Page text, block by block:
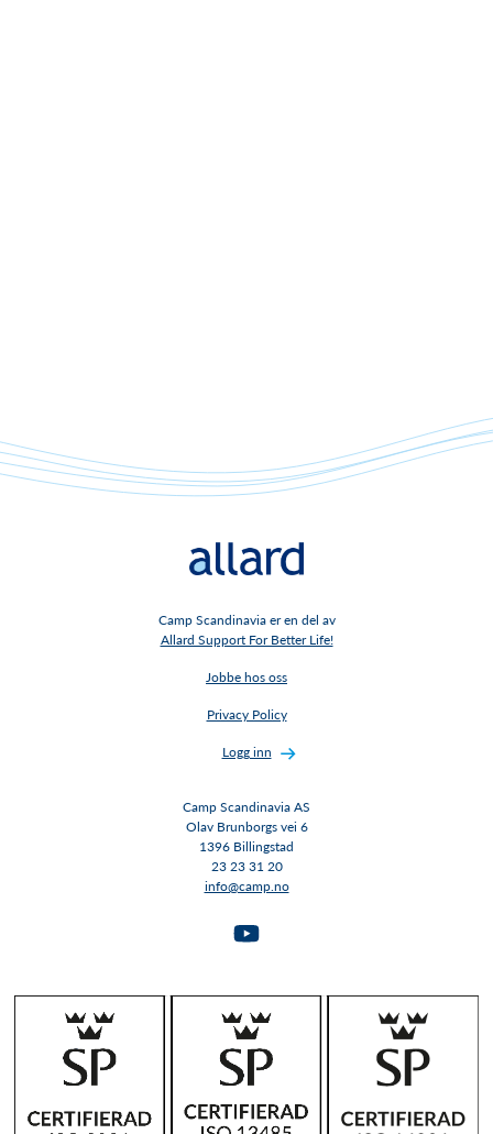
Camp Scandinavia er en del av
Allard Support For Better Life!
Jobbe hos oss
Privacy Policy
Logg inn
Camp Scandinavia AS
Olav Brunborgs vei 6
1396 Billingstad​​​​​​​
23 23 31 20
info@camp.no